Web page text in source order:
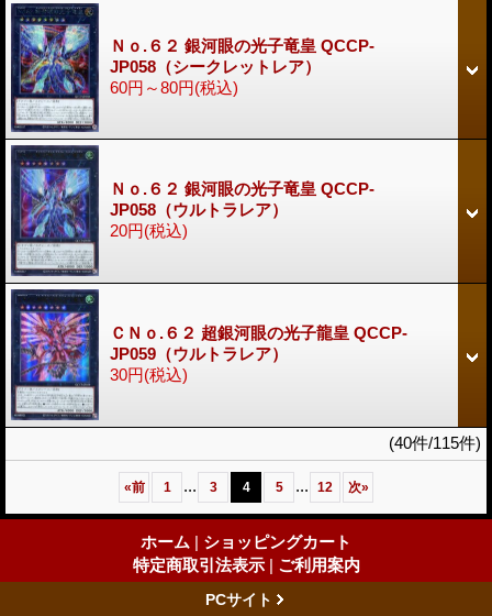
Ｎｏ.６２ 銀河眼の光子竜皇 QCCP-
JP058（シークレットレア）
60円～80円(税込)
Ｎｏ.６２ 銀河眼の光子竜皇 QCCP-
JP058（ウルトラレア）
20円(税込)
ＣＮｏ.６２ 超銀河眼の光子龍皇 QCCP-
JP059（ウルトラレア）
30円(税込)
(40件/115件)
«前 1 ... 3 4 5 ... 12 次»
ホーム | ショッピングカート
特定商取引法表示 | ご利用案内
PCサイト